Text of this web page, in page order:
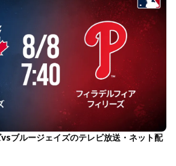
vsブルージェイズのテレビ放送・ネット配